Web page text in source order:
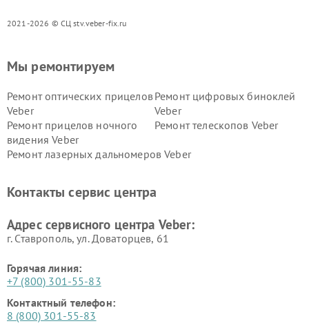
2021-2026 © СЦ stv.veber-fix.ru
Мы ремонтируем
Ремонт оптических прицелов
Veber
Ремонт цифровых биноклей
Veber
Ремонт прицелов ночного
видения Veber
Ремонт телескопов Veber
Ремонт лазерных дальномеров Veber
Контакты сервис центра
Адрес сервисного центра Veber:
г. Ставрополь, ул. Доваторцев, 61
Горячая линия:
+7 (800) 301-55-83
Контактный телефон:
8 (800) 301-55-83